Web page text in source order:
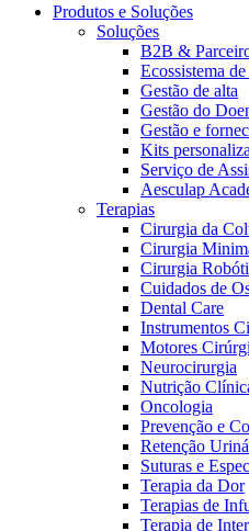
Cuidados Domiciliários
Vagas disponíveis
Descubra as tuas
Contactos
Produtos e Soluções
Soluções
B2B &
Ecossistema
Gestão de alta
Gestão do
Gestão e
Kits
Serviço de
Aesculap
Terapias
Cirurgia da
Cirurgia
Cirurgia
Cuidados de
Dental Care
Instrumentos
Motores
Neurocirurgia
Nutrição
Oncologia
Prevenção e
Retenção
Suturas e
Terapia da Dor
Terapias de
Terapia de